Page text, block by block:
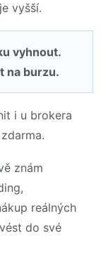
vyšší.
vyhnout.
na burzu.
i u brokera
znám
reálných
do své